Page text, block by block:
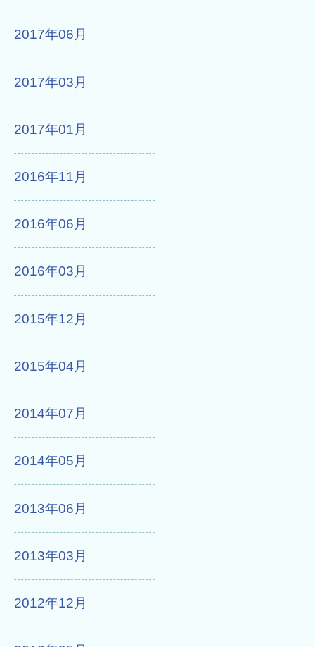
2017年06月
2017年03月
2017年01月
2016年11月
2016年06月
2016年03月
2015年12月
2015年04月
2014年07月
2014年05月
2013年06月
2013年03月
2012年12月